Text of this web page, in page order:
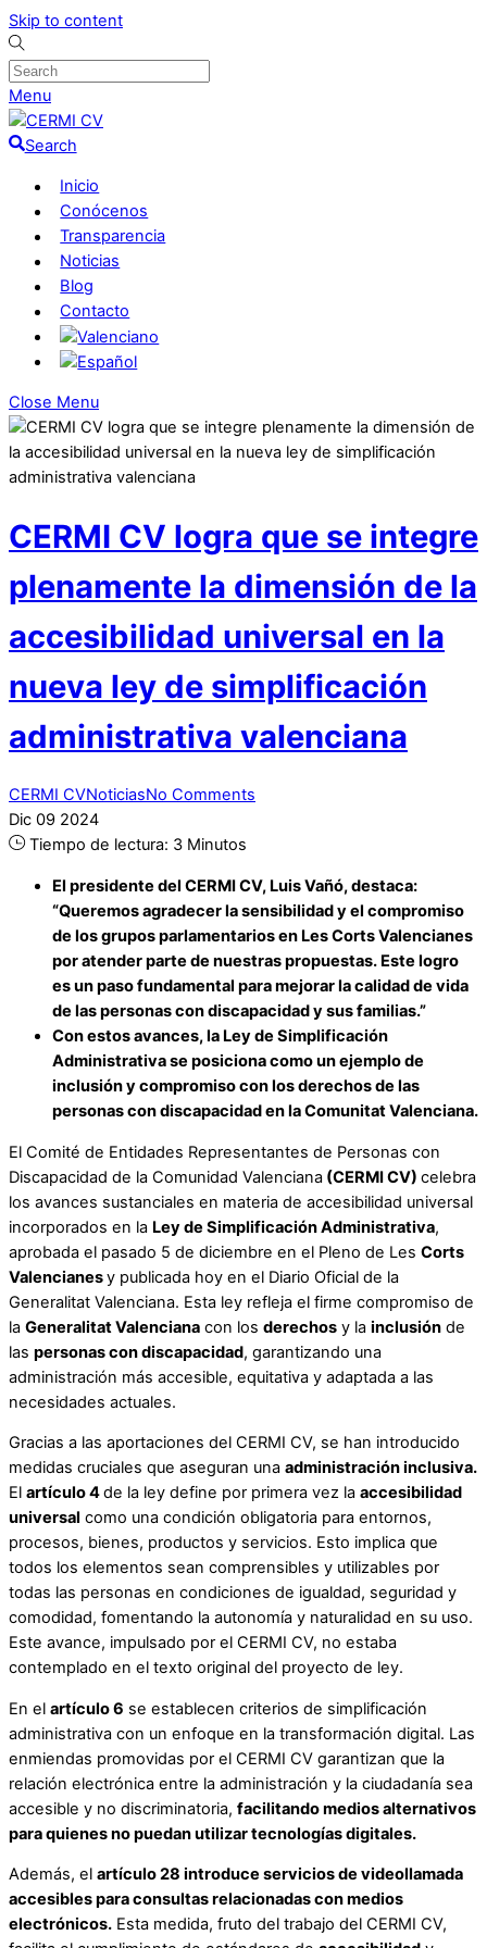
Skip to content
Menu
Search
Inicio
Conócenos
Transparencia
Noticias
Blog
Contacto
Close Menu
CERMI CV logra que se integre
plenamente la dimensión de la
accesibilidad universal en la
nueva ley de simplificación
administrativa valenciana
CERMI CVNoticiasNo Comments
Dic 09 2024
Tiempo de lectura: 3 Minutos
El presidente del CERMI CV, Luis Vañó, destaca:
“Queremos agradecer la sensibilidad y el compromiso
de los grupos parlamentarios en Les Corts Valencianes
por atender parte de nuestras propuestas. Este logro
es un paso fundamental para mejorar la calidad de vida
de las personas con discapacidad y sus familias.”
Con estos avances, la Ley de Simplificación
Administrativa se posiciona como un ejemplo de
inclusión y compromiso con los derechos de las
personas con discapacidad en la Comunitat Valenciana.
El Comité de Entidades Representantes de Personas con
Discapacidad de la Comunidad Valenciana (CERMI CV) celebra
los avances sustanciales en materia de accesibilidad universal
incorporados en la Ley de Simplificación Administrativa,
aprobada el pasado 5 de diciembre en el Pleno de Les Corts
Valencianesy publicada hoy en el Diario Oficial de la
Generalitat Valenciana. Esta ley refleja el firme compromiso de
la Generalitat Valenciana con los derechos y la inclusión de
las personas con discapacidad, garantizando una
administración más accesible, equitativa y adaptada a las
necesidades actuales.
Gracias a las aportaciones del CERMI CV, se han introducido
medidas cruciales que aseguran una administración inclusiva.
El artículo 4de la ley define por primera vez la accesibilidad
universal como una condición obligatoria para entornos,
procesos, bienes, productos y servicios. Esto implica que
todos los elementos sean comprensibles y utilizables por
todas las personas en condiciones de igualdad, seguridad y
comodidad, fomentando la autonomía y naturalidad en su uso.
Este avance, impulsado por el CERMI CV, no estaba
contemplado en el texto original del proyecto de ley.
En el artículo 6 se establecen criterios de simplificación
administrativa con un enfoque en la transformación digital. Las
enmiendas promovidas por el CERMI CV garantizan que la
relación electrónica entre la administración y la ciudadanía sea
accesible y no discriminatoria, facilitando medios alternativos
para quienes no puedan utilizar tecnologías digitales.
Además, el artículo 28 introduce servicios de videollamada
accesibles para consultas relacionadas con medios
electrónicos. Esta medida, fruto del trabajo del CERMI CV,